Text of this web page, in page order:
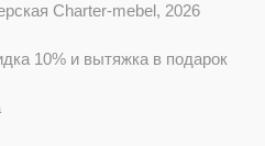
Charter-mebel, 2026
10% и вытяжка в подарок